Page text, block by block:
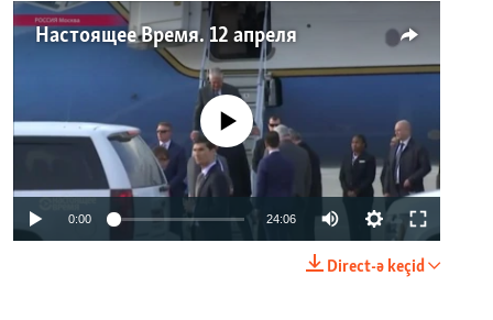
Настоящее Время. 12 апреля
No media source currently available
0:00 24:06
Direct-ə keçid